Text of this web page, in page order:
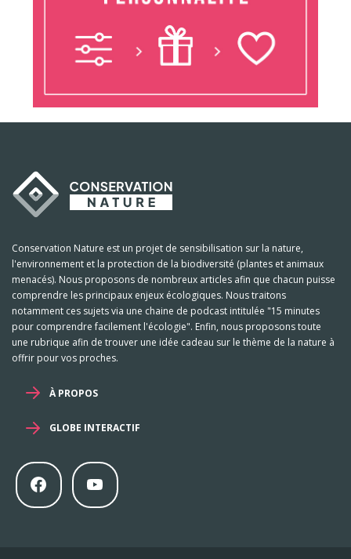
Conservation Nature est un projet de sensibilisation sur la nature,
l'environnement et la protection de la biodiversité (plantes et animaux
menacés). Nous proposons de nombreux articles afin que chacun puisse
comprendre les principaux enjeux écologiques. Nous traitons
notamment ces sujets via une chaine de podcast intitulée "15 minutes
pour comprendre facilement l'écologie". Enfin, nous proposons toute
une rubrique afin de trouver une idée cadeau sur le thème de la nature à
offrir pour vos proches.
À PROPOS
GLOBE INTERACTIF